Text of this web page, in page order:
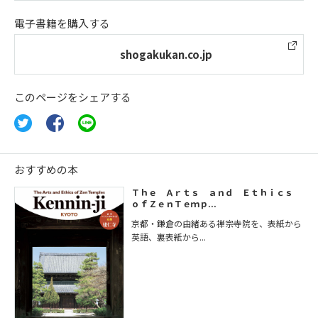
電子書籍を購入する
shogakukan.co.jp
このページをシェアする
おすすめの本
Ｔｈｅ Ａｒｔｓ ａｎｄ Ｅｔｈｉｃｓ
ｏｆＺｅｎＴｅｍｐ...
京都・鎌倉の由緒ある禅宗寺院を、表紙から
英語、裏表紙から...